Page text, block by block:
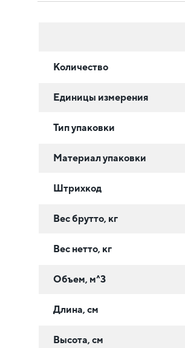
Количество
Единицы измерения
Тип упаковки
Материал упаковки
Штрихкод
Вес брутто, кг
Вес нетто, кг
Объем, м^3
Длина, см
Высота, см